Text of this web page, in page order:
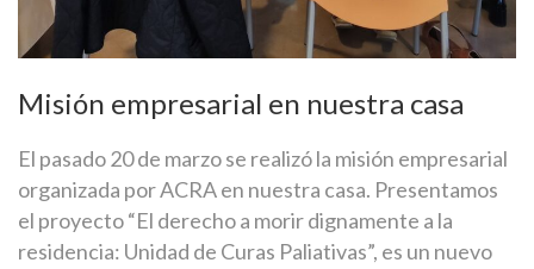
Misión empresarial en nuestra casa
El pasado 20 de marzo se realizó la misión empresarial
organizada por ACRA en nuestra casa. Presentamos
el proyecto “El derecho a morir dignamente a la
residencia: Unidad de Curas Paliativas”, es un nuevo